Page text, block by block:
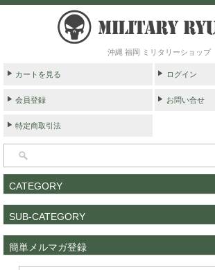
沖縄 福岡 ミリタリーショップ
カートを見る ログイン
会員登録 お問い合せ
特定商取引法
CATEGORY
SUB-CATEGORY
簡単メルマガ登録